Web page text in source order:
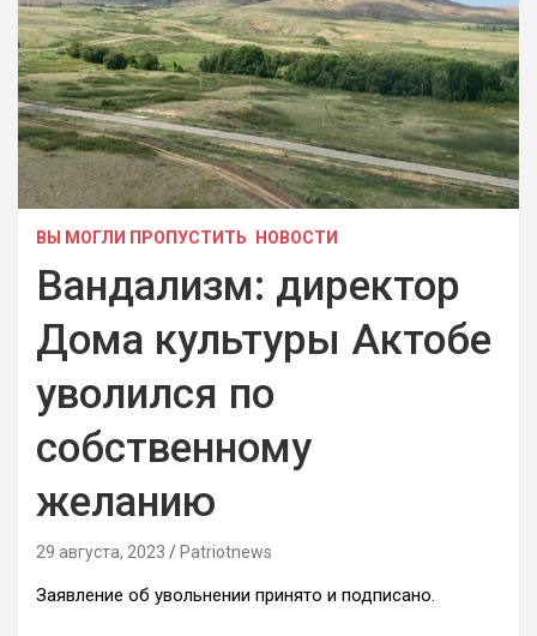
ВЫ МОГЛИ ПРОПУСТИТЬ НОВОСТИ
Вандализм: директор
Дома культуры Актобе
уволился по
собственному
желанию
29 августа, 2023 Patriotnews
Заявление об увольнении принято и подписано.